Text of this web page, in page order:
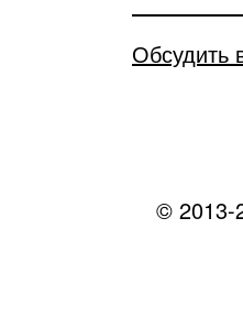
Обсудить
© 2013-